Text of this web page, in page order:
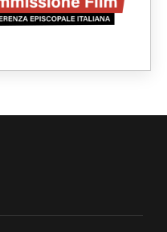
2026, dare voce alle
cattoliche nello
pubblico